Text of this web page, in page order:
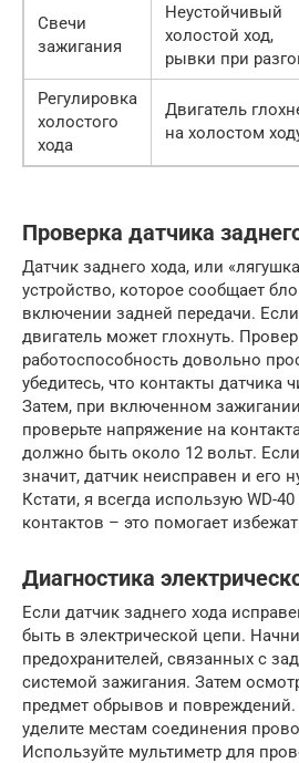
Свечи
зажигания
Неустойчивый
холостой ход,
рывки при
Регулировка
холостого
хода
Двигатель
на холостом
Проверка датчика
Датчик заднего хода, или
устройство, которое сообщает
включении задней передачи.
двигатель может глохнуть.
работоспособность довольно
убедитесь, что контакты датчика
Затем, при включенном
проверьте напряжение на
должно быть около 12 вольт.
значит, датчик неисправен и его
Кстати, я всегда использую WD-
контактов – это помогает
Диагностика
Если датчик заднего хода
быть в электрической цепи.
предохранителей, связанных с
системой зажигания. Затем
предмет обрывов и
уделите местам соединения
Используйте мультиметр для